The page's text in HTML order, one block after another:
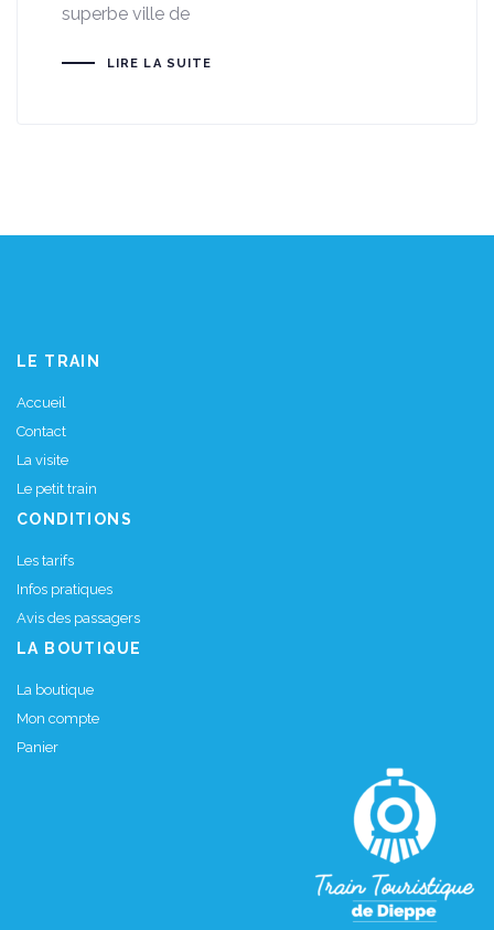
superbe ville de
LIRE LA SUITE
LE TRAIN
Accueil
Contact
La visite
Le petit train
CONDITIONS
Les tarifs
Infos pratiques
Avis des passagers
LA BOUTIQUE
La boutique
Mon compte
Panier